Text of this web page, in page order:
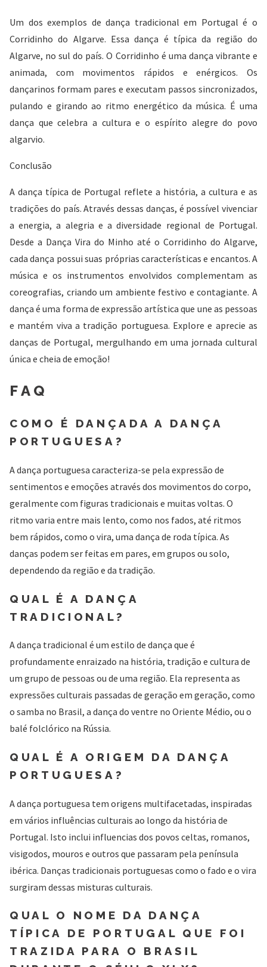
Um dos exemplos de dança tradicional em Portugal é o
Corridinho do Algarve. Essa dança é típica da região do
Algarve, no sul do país. O Corridinho é uma dança vibrante e
animada, com movimentos rápidos e enérgicos. Os
dançarinos formam pares e executam passos sincronizados,
pulando e girando ao ritmo energético da música. É uma
dança que celebra a cultura e o espírito alegre do povo
algarvio.
Conclusão
A dança típica de Portugal reflete a história, a cultura e as
tradições do país. Através dessas danças, é possível vivenciar
a energia, a alegria e a diversidade regional de Portugal.
Desde a Dança Vira do Minho até o Corridinho do Algarve,
cada dança possui suas próprias características e encantos. A
música e os instrumentos envolvidos complementam as
coreografias, criando um ambiente festivo e contagiante. A
dança é uma forma de expressão artística que une as pessoas
e mantém viva a tradição portuguesa. Explore e aprecie as
danças de Portugal, mergulhando em uma jornada cultural
única e cheia de emoção!
FAQ
COMO É DANÇADA A DANÇA
PORTUGUESA?
A dança portuguesa caracteriza-se pela expressão de
sentimentos e emoções através dos movimentos do corpo,
geralmente com figuras tradicionais e muitas voltas. O
ritmo varia entre mais lento, como nos fados, até ritmos
bem rápidos, como o vira, uma dança de roda típica. As
danças podem ser feitas em pares, em grupos ou solo,
dependendo da região e da tradição.
QUAL É A DANÇA
TRADICIONAL?
A dança tradicional é um estilo de dança que é
profundamente enraizado na história, tradição e cultura de
um grupo de pessoas ou de uma região. Ela representa as
expressões culturais passadas de geração em geração, como
o samba no Brasil, a dança do ventre no Oriente Médio, ou o
balé folclórico na Rússia.
QUAL É A ORIGEM DA DANÇA
PORTUGUESA?
A dança portuguesa tem origens multifacetadas, inspiradas
em vários influências culturais ao longo da história de
Portugal. Isto inclui influencias dos povos celtas, romanos,
visigodos, mouros e outros que passaram pela península
ibérica. Danças tradicionais portuguesas como o fado e o vira
surgiram dessas misturas culturais.
QUAL O NOME DA DANÇA
TÍPICA DE PORTUGAL QUE FOI
TRAZIDA PARA O BRASIL